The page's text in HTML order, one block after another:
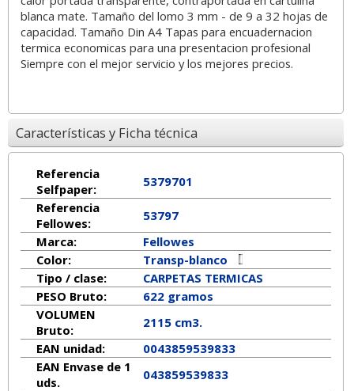
blanca mate. Tamaño del lomo 3 mm - de 9 a 32 hojas de
capacidad. Tamaño Din A4 Tapas para encuadernacion
termica economicas para una presentacion profesional
Siempre con el mejor servicio y los mejores precios.
Características y Ficha técnica
Referencia
Selfpaper:
5379701
Referencia
Fellowes:
53797
Marca:
Fellowes
Color:
Transp-blanco
Tipo / clase:
CARPETAS TERMICAS
PESO Bruto:
622 gramos
VOLUMEN
Bruto:
2115 cm3.
EAN unidad:
0043859539833
EAN Envase de 1
uds.
043859539833